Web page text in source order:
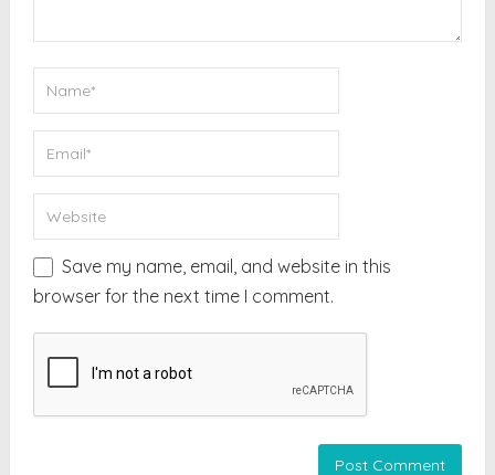
Save my name, email, and website in this
browser for the next time I comment.